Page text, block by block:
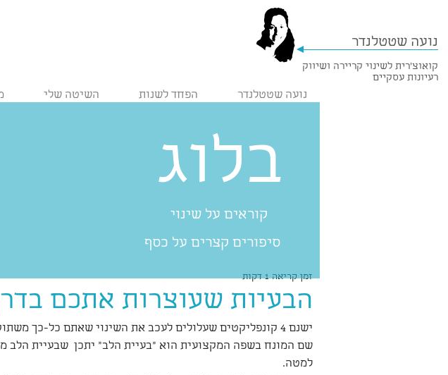
נועה שטטלנדר
קואוצ'רית לשינוי קריירה ושיווק
רעיונות עסקיים
נועה שטטלנדר הפחד לשנות השיטה שלי
הבעיות שעוצרות אתכם
זמן קריאה 1 דקות
ישנם 4 קונפליקטים שעלולים לעכב את השינוי שאתם כל-כך משתוקקים לו.
שם המונח בשפה המקצועית הוא "בעיית הלב" יתכן  שבעיית הלב
למטה.
בלוג
קוראים על שינוי
סיפורים קצרים על כסף